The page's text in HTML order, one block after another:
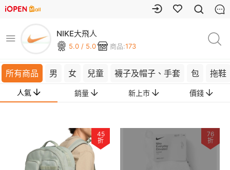
NIKE大飛人
5.0 / 5.0 商品:173
所有商品 男 女 兒童 襪子及帽子、手套 包 拖鞋
人氣 銷量 新上市 價錢
45
折
76
折